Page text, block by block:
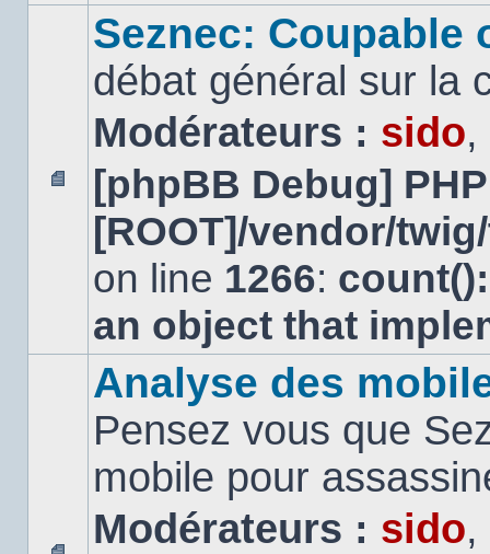
Aucun
message
non
Seznec: Coupable
débat général sur la
Modérateurs : sido,
[phpBB Debug]
[ROOT]/vendor/
on line 1266:
an object that
Analyse des
Pensez vous que
mobile pour
Modérateurs : sido,